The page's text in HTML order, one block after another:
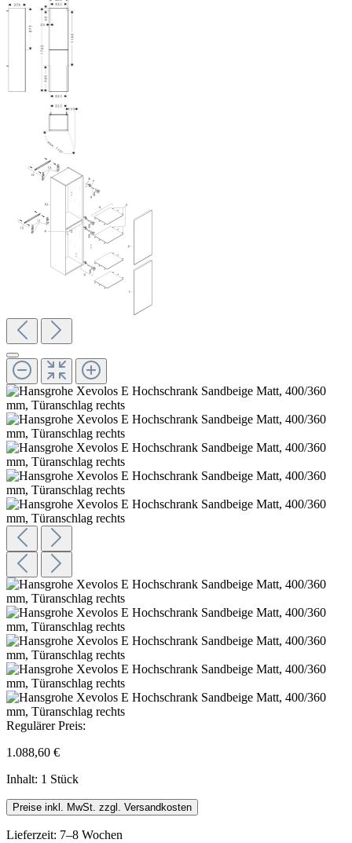
Regulärer Preis:
1.088,60 €
Inhalt: 1 Stück
Preise inkl. MwSt. zzgl. Versandkosten
Lieferzeit: 7–8 Wochen